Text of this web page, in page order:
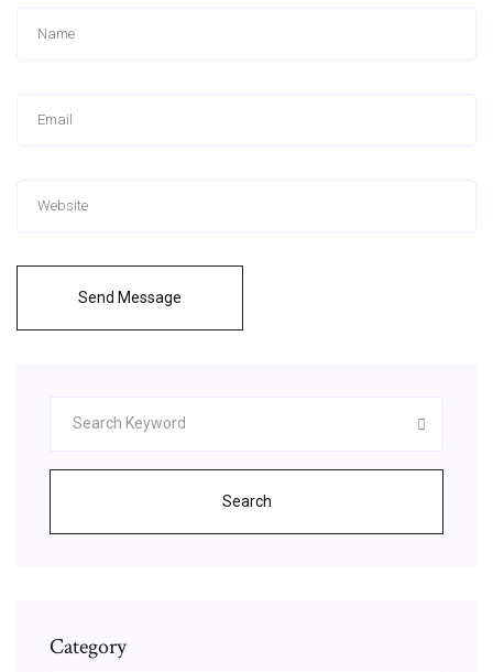
Send Message
Search
Category